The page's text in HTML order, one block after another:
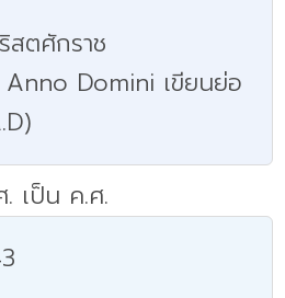
สตศักราช
Domini เขียนย่อ
เป็น ค.ศ.